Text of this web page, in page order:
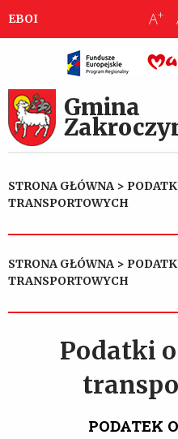
EBOI A+
Gmina
STRONA GŁÓWNA >
TRANSPORTOWYCH
STRONA GŁÓWNA >
TRANSPORTOWYCH
Podatki
PODATEK